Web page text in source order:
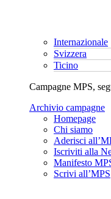
Internazionale
Svizzera
Ticino
Campagne MPS,
Archivio campagne
Homepage
Chi siamo
Aderisci
Iscriviti alla
Manifesto
Scrivi all’MPS